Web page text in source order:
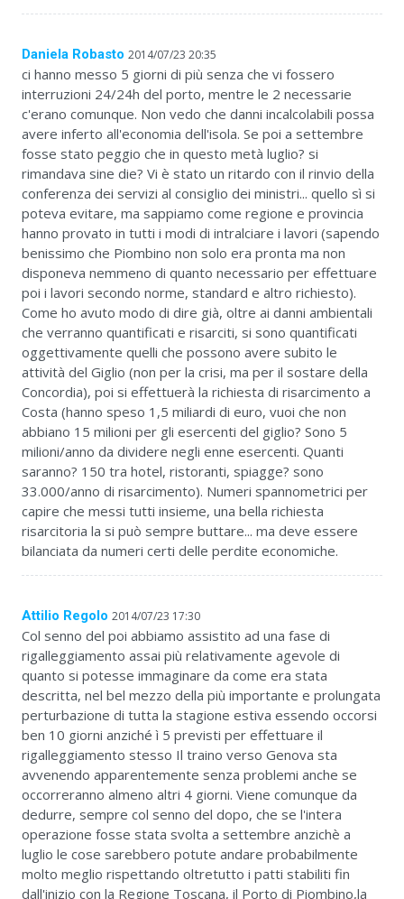
Daniela Robasto 2014/07/23 20:35
ci hanno messo 5 giorni di più senza che vi fossero
interruzioni 24/24h del porto, mentre le 2 necessarie
c'erano comunque. Non vedo che danni incalcolabili possa
avere inferto all'economia dell'isola. Se poi a settembre
fosse stato peggio che in questo metà luglio? si
rimandava sine die? Vi è stato un ritardo con il rinvio della
conferenza dei servizi al consiglio dei ministri... quello sì si
poteva evitare, ma sappiamo come regione e provincia
hanno provato in tutti i modi di intralciare i lavori (sapendo
benissimo che Piombino non solo era pronta ma non
disponeva nemmeno di quanto necessario per effettuare
poi i lavori secondo norme, standard e altro richiesto).
Come ho avuto modo di dire già, oltre ai danni ambientali
che verranno quantificati e risarciti, si sono quantificati
oggettivamente quelli che possono avere subito le
attività del Giglio (non per la crisi, ma per il sostare della
Concordia), poi si effettuerà la richiesta di risarcimento a
Costa (hanno speso 1,5 miliardi di euro, vuoi che non
abbiano 15 milioni per gli esercenti del giglio? Sono 5
milioni/anno da dividere negli enne esercenti. Quanti
saranno? 150 tra hotel, ristoranti, spiagge? sono
33.000/anno di risarcimento). Numeri spannometrici per
capire che messi tutti insieme, una bella richiesta
risarcitoria la si può sempre buttare... ma deve essere
bilanciata da numeri certi delle perdite economiche.
Attilio Regolo 2014/07/23 17:30
Col senno del poi abbiamo assistito ad una fase di
rigalleggiamento assai più relativamente agevole di
quanto si potesse immaginare da come era stata
descritta, nel bel mezzo della più importante e prolungata
perturbazione di tutta la stagione estiva essendo occorsi
ben 10 giorni anziché ì 5 previsti per effettuare il
rigalleggiamento stesso Il traino verso Genova sta
avvenendo apparentemente senza problemi anche se
occorreranno almeno altri 4 giorni. Viene comunque da
dedurre, sempre col senno del dopo, che se l'intera
operazione fosse stata svolta a settembre anzichè a
luglio le cose sarebbero potute andare probabilmente
molto meglio rispettando oltretutto i patti stabiliti fin
dall'inizio con la Regione Toscana, il Porto di Piombino,la